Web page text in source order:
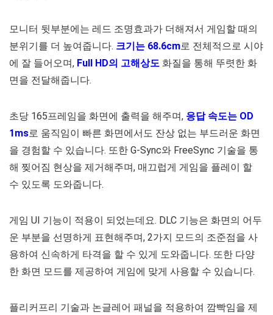
모니터 뒷부분에는 레드 조명효과가 더해져서 게임할 때의
분위기를 더 높여줍니다. 크기는 68.6cm로 전체적으로 시야
에 잘 들어오며, Full HD의 고해상도 화질을 통해 뚜렷한 화
면을 전달해줍니다.
초당 165프레임을 화면에 출력을 해주며, 응답 속도는 OD
1ms로 움직임이 빠른 화면에서도 잔상 없는 부드러운 화면
을 경험할 수 있습니다. 또한 G-Sync와 FreeSync 기술을 통
해 찢어짐 현상을 제거해주며, 매끄럽게 게임을 플레이 할
수 있도록 도와줍니다.
게임 UI 기능이 적용이 되었는데요. DLC 기능은 화면의 어두
운 부분을 선명하게 표현해주며, 2가지 모드의 조준점을 사
용하여 신속하게 타격을 할 수 있게 도와줍니다. 또한 다양
한 화면 모드를 제공하여 게임에 맞게 사용할 수 있습니다.
플리커프리 기술과 논글레어 패널을 적용하여 깜빡임을 제